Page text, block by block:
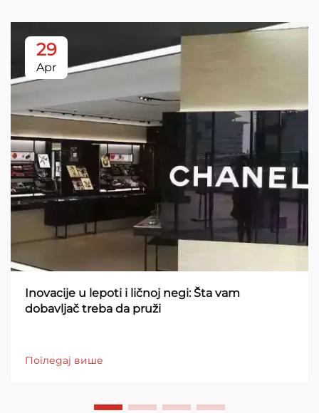
29
Apr
Inovacije u lepoti i ličnoj negi: Šta vam
dobavljač treba da pruži
Погледај више